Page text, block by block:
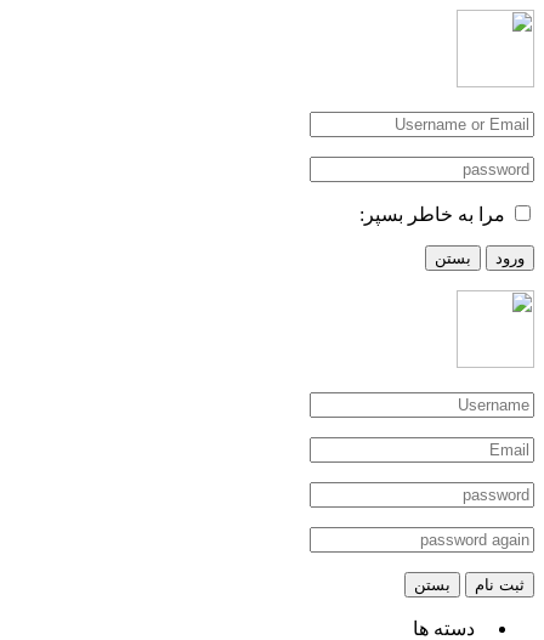
مرا به خاطر بسپر:
بستن
نام بستن
دسته ها